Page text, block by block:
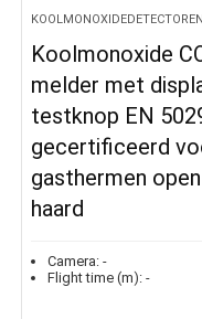
KOOLMONOXIDEDETECTOREN
Koolmonoxide
melder met
testknop EN
gecertificeerd
gasthermen open
haard
Camera: -
Flight time (m): -